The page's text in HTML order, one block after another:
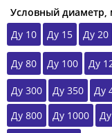
Условный диаметр,
Ду 10
Ду 15 Ду 20
Ду 80 Ду 100 Ду
Ду 300 Ду 350 Ду
Ду 800
Ду 1000